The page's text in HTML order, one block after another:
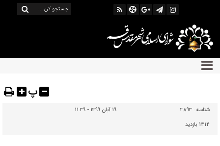
پ
شناسه : 4893
19 آبان 1399 - 11:39
1414 بازدید